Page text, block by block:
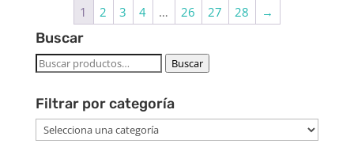
1 2 3 4 … 26 27 28 →
Buscar
Buscar
Buscar
Filtrar por categoría